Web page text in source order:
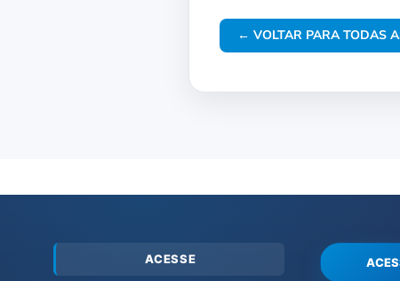
← VOLTAR PARA TODAS
ACESSE